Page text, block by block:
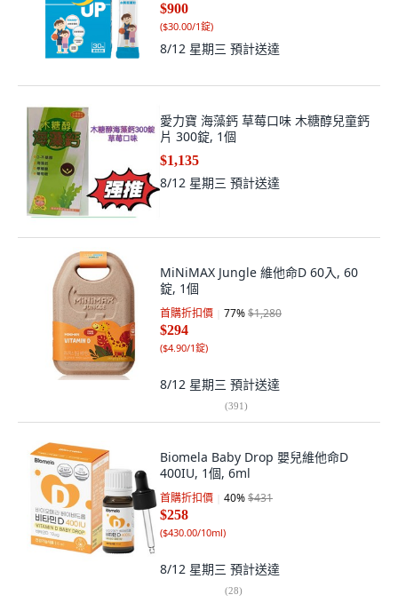
$900
($30.00/1錠)
8/12 星期三 預計送達
愛力寶 海藻鈣 草莓口味 木糖醇兒童鈣
片 300錠, 1個
$1,135
8/12 星期三 預計送達
MiNiMAX Jungle 維他命D 60入, 60
錠, 1個
首購折扣價 77%$1,280
$294
($4.90/1錠)
8/12 星期三 預計送達
(391)
Biomela Baby Drop 嬰兒維他命D
400IU, 1個, 6ml
首購折扣價 40%$431
$258
($430.00/10ml)
8/12 星期三 預計送達
(28)